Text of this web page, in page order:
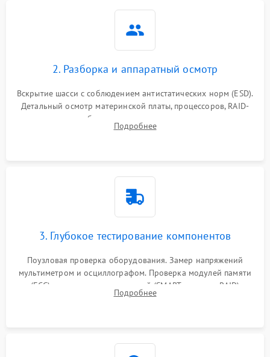
2. Разборка и аппаратный осмотр
Вскрытие шасси с соблюдением антистатических норм (ESD).
Детальный осмотр материнской платы, процессоров, RAID-
контроллеров и блоков питания на наличие термических
повреждений, прогаров или окислений.
Подробнее
3. Глубокое тестирование компонентов
Поузловая проверка оборудования. Замер напряжений
мультиметром и осциллографом. Проверка модулей памяти
(ECC) и состояния накопителей (SMART, массивы RAID)
специализированными диагностическими утилитами.
Подробнее